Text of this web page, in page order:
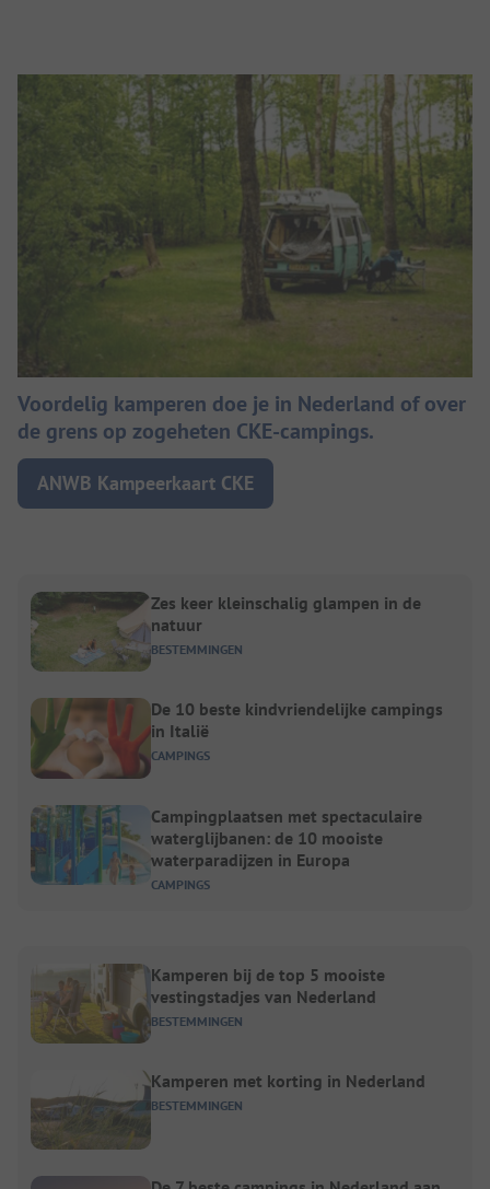
Voordelig kamperen doe je in Nederland of over
de grens op zogeheten CKE-campings.
ANWB Kampeerkaart CKE
BESTEMMINGEN
Zes keer kleinschalig glampen in de
natuur
CAMPINGS
De 10 beste kindvriendelijke campings
in Italië
CAMPINGS
Campingplaatsen met spectaculaire
waterglijbanen: de 10 mooiste
waterparadijzen in Europa
BESTEMMINGEN
Kamperen bij de top 5 mooiste
vestingstadjes van Nederland
BESTEMMINGEN
Kamperen met korting in Nederland